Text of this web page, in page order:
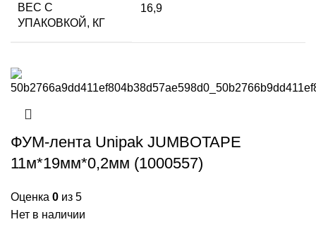
ВЕС С
УПАКОВКОЙ, КГ
16,9
ФУМ-лента Unipak JUMBOTAPE
11м*19мм*0,2мм (1000557)
Оценка 0 из 5
Нет в наличии